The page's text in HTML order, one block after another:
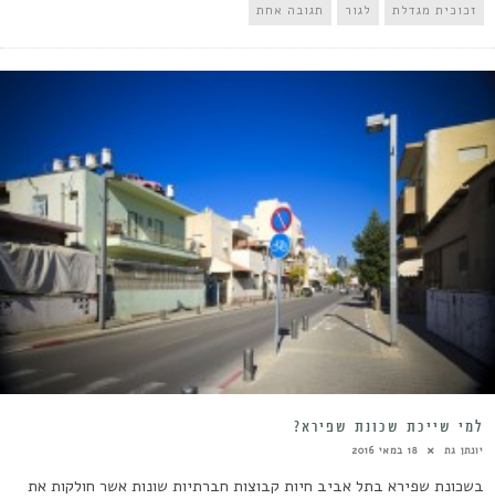
זכוכית מגדלת לגור תגובה אחת
למי שייכת שכונת שפירא?
יונתן גת 18 במאי 2016
בשכונת שפירא בתל אביב חיות קבוצות חברתיות שונות אשר חולקות את